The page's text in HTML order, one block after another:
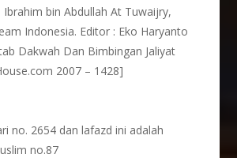
bin Abdullah At Tuwaijry,
Indonesia. Editor : Eko Haryanto
Dakwah Dan Bimbingan Jaliyat
2007 – 1428]
no. 2654 dan lafazd ini adalah
no.87